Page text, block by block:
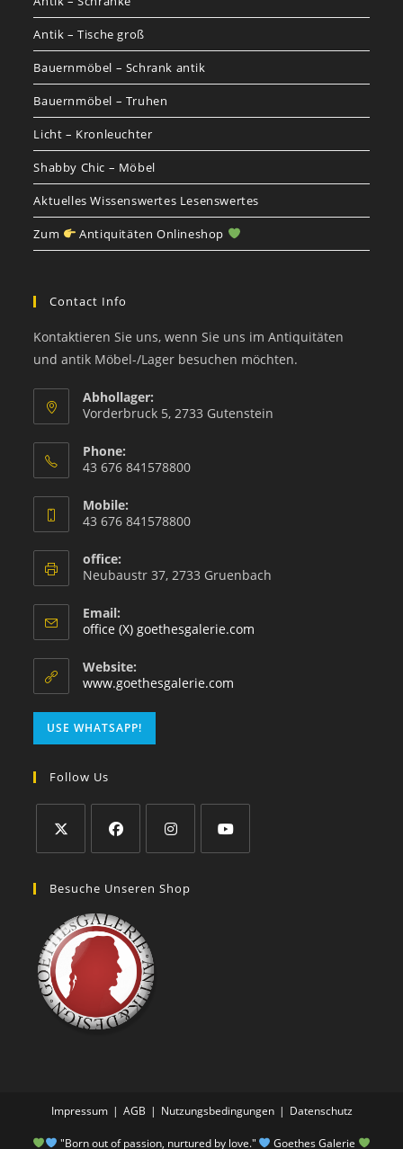
Antik – Tische groß
Bauernmöbel – Schrank antik
Bauernmöbel – Truhen
Licht – Kronleuchter
Shabby Chic – Möbel
Aktuelles Wissenswertes Lesenswertes
Zum Antiquitäten Onlineshop
Contact Info
Kontaktieren Sie uns, wenn Sie uns im Antiquitäten
und antik Möbel-/Lager besuchen möchten.
Abhollager:
Vorderbruck 5, 2733 Gutenstein
Phone:
43 676 841578800
Mobile:
43 676 841578800
office:
Neubaustr 37, 2733 Gruenbach
Email:
office (X) goethesgalerie.com
Website:
www.goethesgalerie.com
USE WHATSAPP!
Follow Us
Besuche Unseren Shop
Impressum AGB Nutzungsbedingungen Datenschutz
"Born out of passion, nurtured by love." Goethes Galerie